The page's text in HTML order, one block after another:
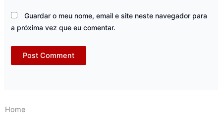
Guardar o meu nome, email e site neste navegador para
a próxima vez que eu comentar.
Home